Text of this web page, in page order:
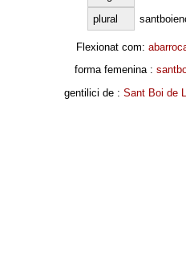
plural
Flexionat com:
forma femenina :
gentilici de : Sant Boi de